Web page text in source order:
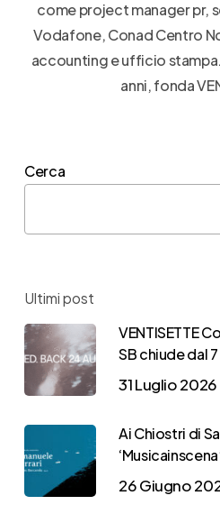
come project manager pr,
Vodafone, Conad Centro
accounting e ufficio
anni, fonda
Cerca
Ultimi post
VENTISETTE
SB chiude dal
31 Luglio 2026
Ai Chiostri di
26 Giugno